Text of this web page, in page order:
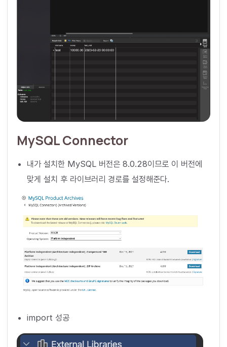
MySQL Connector
내가 설치한 MySQL 버전은 8.0.28이므로 이 버전에
맞게 설치 후 라이브러리 경로를 설정해준다.
import 성공